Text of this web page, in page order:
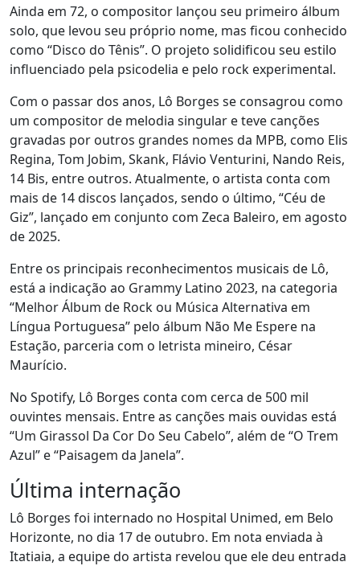
Ainda em 72, o compositor lançou seu primeiro álbum
solo, que levou seu próprio nome, mas ficou conhecido
como “Disco do Tênis”. O projeto solidificou seu estilo
influenciado pela psicodelia e pelo rock experimental.
Com o passar dos anos, Lô Borges se consagrou como
um compositor de melodia singular e teve canções
gravadas por outros grandes nomes da MPB, como Elis
Regina, Tom Jobim, Skank, Flávio Venturini, Nando Reis,
14 Bis, entre outros. Atualmente, o artista conta com
mais de 14 discos lançados, sendo o último, “Céu de
Giz”, lançado em conjunto com Zeca Baleiro, em agosto
de 2025.
Entre os principais reconhecimentos musicais de Lô,
está a indicação ao Grammy Latino 2023, na categoria
“Melhor Álbum de Rock ou Música Alternativa em
Língua Portuguesa” pelo álbum Não Me Espere na
Estação, parceria com o letrista mineiro, César
Maurício.
No Spotify, Lô Borges conta com cerca de 500 mil
ouvintes mensais. Entre as canções mais ouvidas está
“Um Girassol Da Cor Do Seu Cabelo”, além de “O Trem
Azul” e “Paisagem da Janela”.
Última internação
Lô Borges foi internado no Hospital Unimed, em Belo
Horizonte, no dia 17 de outubro. Em nota enviada à
Itatiaia, a equipe do artista revelou que ele deu entrada